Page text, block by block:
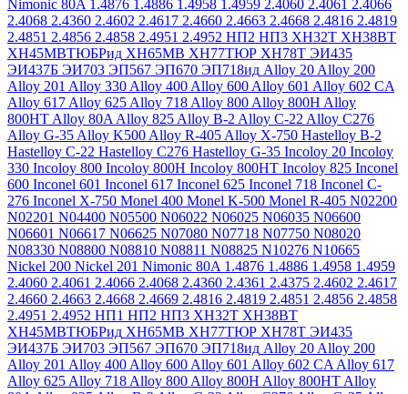
Nimonic 80A 1.4876 1.4886 1.4958 1.4959 2.4060 2.4061 2.4066
2.4068 2.4360 2.4602 2.4617 2.4660 2.4663 2.4668 2.4816 2.4819
2.4851 2.4856 2.4858 2.4951 2.4952 НП2 НП3 ХН32Т ХН38ВТ
ХН45МВТЮБРид ХН65МВ ХН77ТЮР ХН78Т ЭИ435
ЭИ437Б ЭИ703 ЭП567 ЭП670 ЭП718ид Alloy 20 Alloy 200
Alloy 201 Alloy 330 Alloy 400 Alloy 600 Alloy 601 Alloy 602 CA
Alloy 617 Alloy 625 Alloy 718 Alloy 800 Alloy 800H Alloy
800HT Alloy 80A Alloy 825 Alloy B-2 Alloy C-22 Alloy C276
Alloy G-35 Alloy K500 Alloy R-405 Alloy X-750 Hastelloy B-2
Hastelloy C-22 Hastelloy C276 Hastelloy G-35 Incoloy 20 Incoloy
330 Incoloy 800 Incoloy 800H Incoloy 800HT Incoloy 825 Inconel
600 Inconel 601 Inconel 617 Inconel 625 Inconel 718 Inconel C-
276 Inconel X-750 Monel 400 Monel K-500 Monel R-405 N02200
N02201 N04400 N05500 N06022 N06025 N06035 N06600
N06601 N06617 N06625 N07080 N07718 N07750 N08020
N08330 N08800 N08810 N08811 N08825 N10276 N10665
Nickel 200 Nickel 201 Nimonic 80A 1.4876 1.4886 1.4958 1.4959
2.4060 2.4061 2.4066 2.4068 2.4360 2.4361 2.4375 2.4602 2.4617
2.4660 2.4663 2.4668 2.4669 2.4816 2.4819 2.4851 2.4856 2.4858
2.4951 2.4952 НП1 НП2 НП3 ХН32Т ХН38ВТ
ХН45МВТЮБРид ХН65МВ ХН77ТЮР ХН78Т ЭИ435
ЭИ437Б ЭИ703 ЭП567 ЭП670 ЭП718ид Alloy 20 Alloy 200
Alloy 201 Alloy 400 Alloy 600 Alloy 601 Alloy 602 CA Alloy 617
Alloy 625 Alloy 718 Alloy 800 Alloy 800H Alloy 800HT Alloy